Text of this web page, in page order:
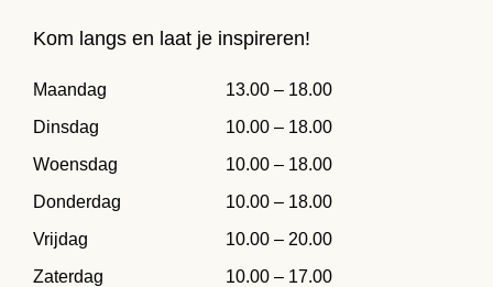
Kom langs en laat je inspireren!
Maandag
13.00 – 18.00
Dinsdag
10.00 – 18.00
Woensdag
10.00 – 18.00
Donderdag
10.00 – 18.00
Vrijdag
10.00 – 20.00
Zaterdag
10.00 – 17.00